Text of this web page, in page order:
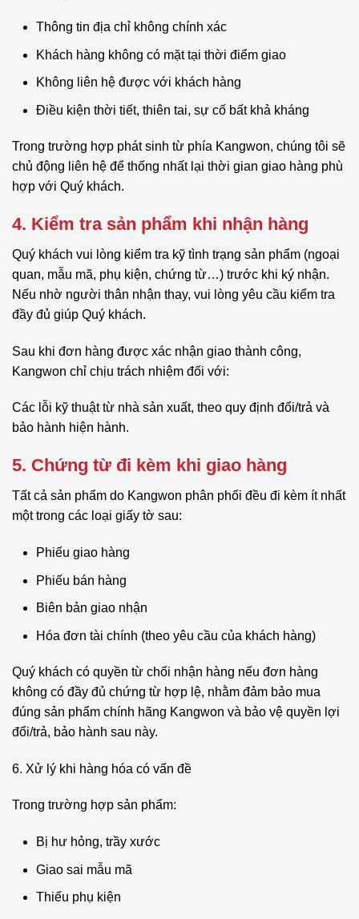
Thông tin địa chỉ không chính xác
Khách hàng không có mặt tại thời điểm giao
Không liên hệ được với khách hàng
Điều kiện thời tiết, thiên tai, sự cố bất khả kháng
Trong trường hợp phát sinh từ phía Kangwon, chúng tôi sẽ
chủ động liên hệ để thống nhất lại thời gian giao hàng phù
hợp với Quý khách.
4. Kiểm tra sản phẩm khi nhận hàng
Quý khách vui lòng kiểm tra kỹ tình trạng sản phẩm (ngoại
quan, mẫu mã, phụ kiện, chứng từ…) trước khi ký nhận.
Nếu nhờ người thân nhận thay, vui lòng yêu cầu kiểm tra
đầy đủ giúp Quý khách.
Sau khi đơn hàng được xác nhận giao thành công,
Kangwon chỉ chịu trách nhiệm đối với:
Các lỗi kỹ thuật từ nhà sản xuất, theo quy định đổi/trả và
bảo hành hiện hành.
5. Chứng từ đi kèm khi giao hàng
Tất cả sản phẩm do Kangwon phân phối đều đi kèm ít nhất
một trong các loại giấy tờ sau:
Phiếu giao hàng
Phiếu bán hàng
Biên bản giao nhận
Hóa đơn tài chính (theo yêu cầu của khách hàng)
Quý khách có quyền từ chối nhận hàng nếu đơn hàng
không có đầy đủ chứng từ hợp lệ, nhằm đảm bảo mua
đúng sản phẩm chính hãng Kangwon và bảo vệ quyền lợi
đổi/trả, bảo hành sau này.
6. Xử lý khi hàng hóa có vấn đề
Trong trường hợp sản phẩm:
Bị hư hỏng, trầy xước
Giao sai mẫu mã
Thiếu phụ kiện